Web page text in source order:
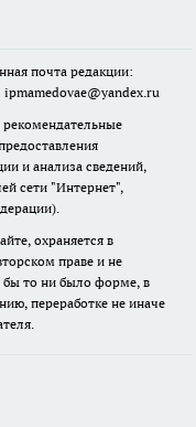
почта редакции:
и анализа сведений,
сети "Интернет",
охраняется в
праве и не
бы то ни было форме, в
переработке не иначе